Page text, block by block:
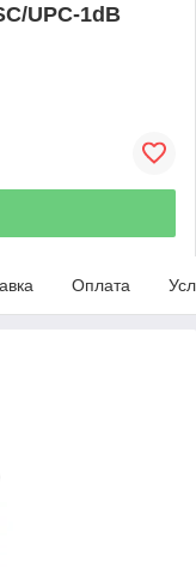
UPC-1dB
Оплата